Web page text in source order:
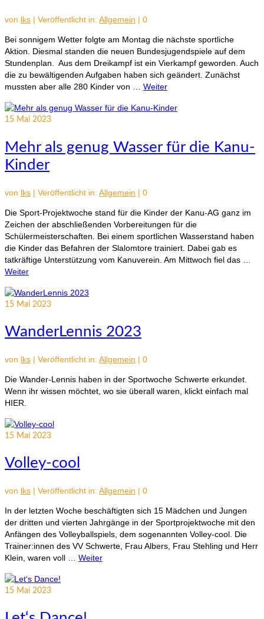
von lks | Veröffentlicht in: Allgemein | 0
Bei sonnigem Wetter folgte am Montag die nächste sportliche
Aktion. Diesmal standen die neuen Bundesjugendspiele auf dem
Stundenplan. Aus dem Dreikampf ist ein Vierkampf geworden. Auch
die zu bewältigenden Aufgaben haben sich geändert. Zunächst
mussten aber alle 280 Kinder von … Weiter
15 Mai 2023
Mehr als genug Wasser für die Kanu-
Kinder
von lks | Veröffentlicht in: Allgemein | 0
Die Sport-Projektwoche stand für die Kinder der Kanu-AG ganz im
Zeichen der abschließenden Vorbereitungen für die
Schülermeisterschaften. Bei einem sportlichen Wasserstand haben
die Kinder das Befahren der Slalomtore trainiert. Dabei gab es
tatkräftige Unterstützung vom Kanuverein. Am Mittwoch fiel das …
Weiter
15 Mai 2023
WanderLennis 2023
von lks | Veröffentlicht in: Allgemein | 0
Die Wander-Lennis haben in der Sportwoche Schwerte erkundet.
Wenn ihr wissen möchtet, wo sie überall waren, klickt einfach mal
HIER.
15 Mai 2023
Volley-cool
von lks | Veröffentlicht in: Allgemein | 0
In der letzten Woche beschäftigten sich 15 Mädchen und Jungen
der dritten und vierten Jahrgänge in der Sportprojektwoche mit den
Anfängen des Volleyballspiels, dem sogenannten Volley-cool. Die
Trainer:innen des VV Schwerte, Frau Albers, Frau Stehling und Herr
Klein, waren voll … Weiter
15 Mai 2023